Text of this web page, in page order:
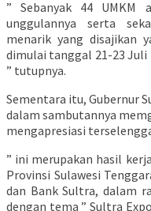
” Sebanyak 44 UMKM
unggulannya serta
menarik yang disajikan
dimulai tanggal 21-23 Juli
” tutupnya.
Sementara itu, Gubernur
dalam sambutannya
mengapresiasi
” ini merupakan hasil
Provinsi Sulawesi
dan Bank Sultra, dalam
dengan tema ” Sultra Expo